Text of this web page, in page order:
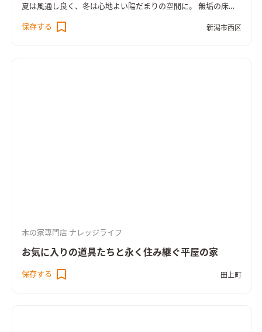
夏は風通し良く、冬は心地よい陽だまりの空間に。 無垢の床は
経年変化でつややかに。 新築時の明るい色味から、徐々につや
のある飴色に変わっていきます。 変わるのは見た目だけでな
保存する 新潟市西区
木の家専門店 ナレッジライフ
お気に入りの道具たちと永く住み継ぐ平屋の家
保存する 田上町